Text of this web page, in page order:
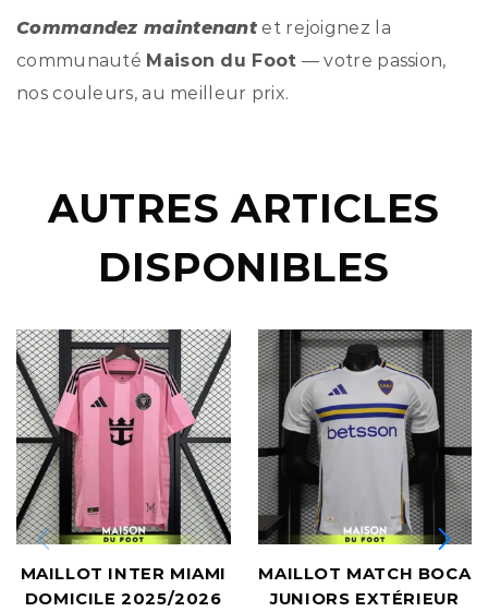
Commandez maintenant et rejoignez la
communauté Maison du Foot — votre passion,
nos couleurs, au meilleur prix.
AUTRES ARTICLES
DISPONIBLES
MAILLOT INTER MIAMI
DOMICILE 2025/2026
MAILLOT MATCH BOCA
JUNIORS EXTÉRIEUR